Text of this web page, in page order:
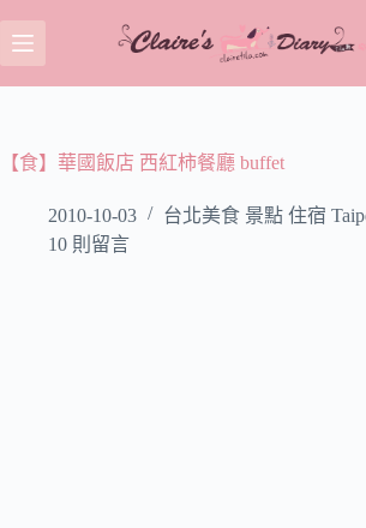
至
主
容【食】華國飯店 西紅柿餐廳 buffet
2010-10-03
台北美食 景點 住宿
10 則留言